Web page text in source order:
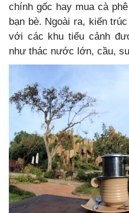
chính gốc hay mua cà
bạn bè. Ngoài ra, kiến
với các khu tiểu cảnh
như thác nước lớn, cầu,